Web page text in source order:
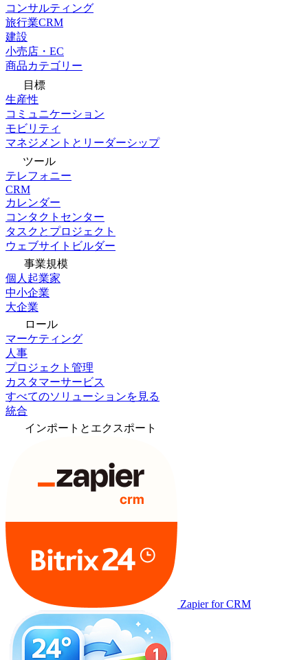
コンサルティング
旅行業CRM
建設
小売店・EC
商品カテゴリー
目標
生産性
コミュニケーション
モビリティ
マネジメントとリーダーシップ
ツール
テレフォニー
CRM
カレンダー
コンタクトセンター
タスクとプロジェクト
ウェブサイトビルダー
事業規模
個人起業家
中小企業
大企業
ロール
マーケティング
人事
プロジェクト管理
カスタマーサービス
すべてのソリューションを見る
統合
インポートとエクスポート
Zapier for CRM